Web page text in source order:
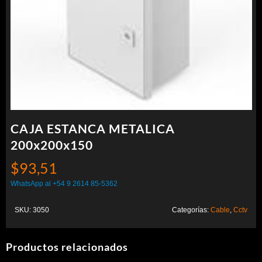
CAJA ESTANCA METALICA
200x200x150
$93,51
WhatsApp al +54 9 2614 85-5362
SKU: 3050 Categorías: Cable, Cctv
Productos relacionados